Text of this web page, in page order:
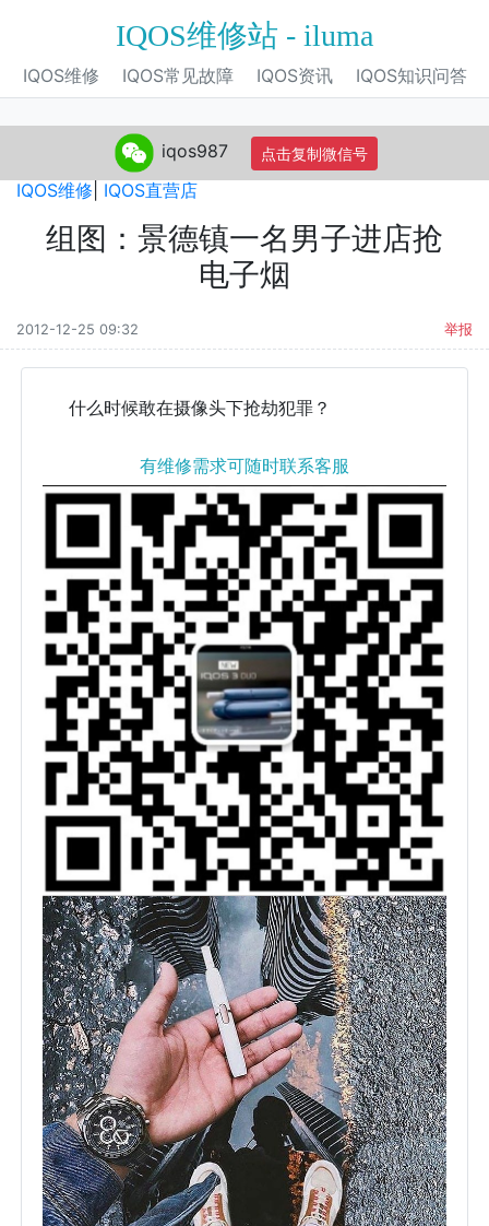
IQOS维修站 - iluma
IQOS维修 IQOS常见故障 IQOS资讯 IQOS知识问答
|IQOS电子烟| IQOS专营店|IQOS自营店
IQOS维修 IQOS直营店
组图：景德镇一名男子进店抢
电子烟
2012-12-25 09:32 举报
什么时候敢在摄像头下抢劫犯罪？
有维修需求可随时联系客服
iqos987 点击复制微信号